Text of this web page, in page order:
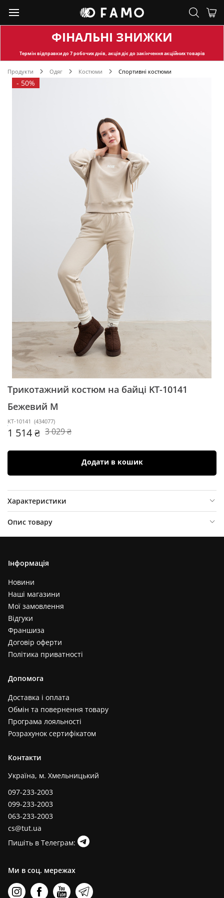
ФІНАЛЬНІ ЗНИЖКИ
Термін відправкидо 7 робочих днів, акція діє до закінчення акційних товарів
Продукти Одяг Костюми Спортивні костюми
- 50%
Трикотажний костюм на байці KT-10141
Бежевий M
KT-10141 (434077)
1 514 ₴ 3 029 ₴
Додати в кошик
Характеристики
Опис товару
Інформація
Новини
Наші магазини
Мої замовлення
Відгуки
Франшиза
Договір оферти
Політика приватності
Допомога
Доставка і оплата
Обмін та повернення товару
Програма лояльності
Розрахунок сертифікатом
Контакти
Україна, м. Хмельницький
097-233-2003
099-233-2003
063-233-2003
cs@tut.ua
Пишіть в Телеграм:
Ми в соц. мережах